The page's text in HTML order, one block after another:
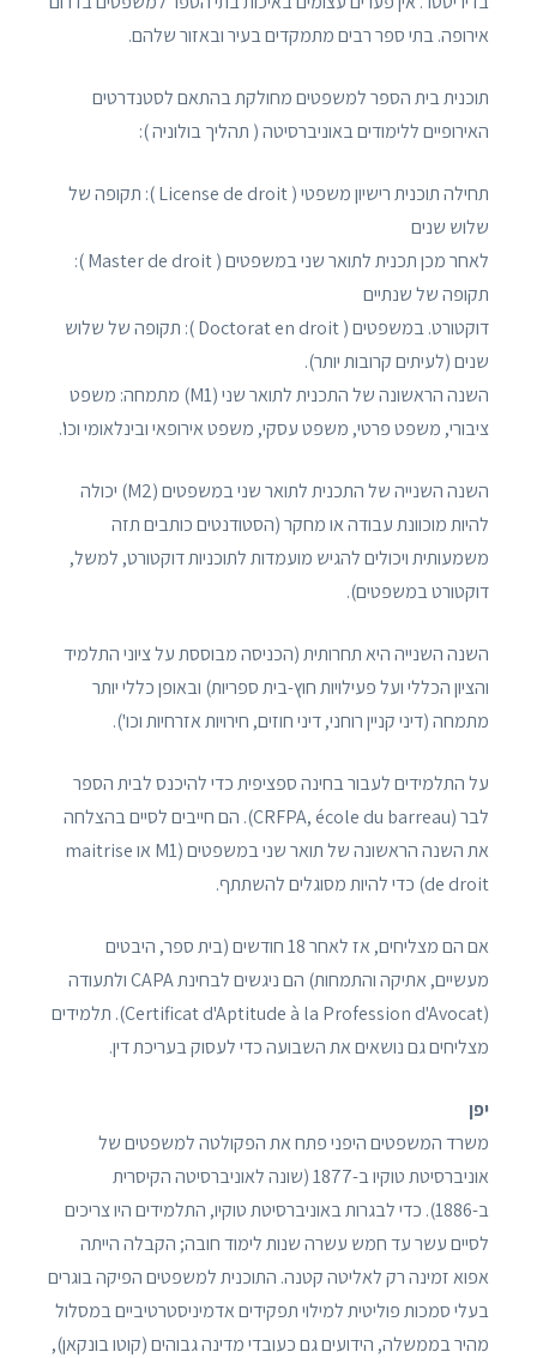
אירופה. בתי ספר רבים מתמקדים בעיר ובאזור שלהם.
תוכנית בית הספר למשפטים מחולקת בהתאם לסטנדרטים
האירופיים ללימודים באוניברסיטה ( תהליך בולוניה ):
תחילה תוכנית רישיון משפטי ( License de droit ): תקופה של
שלוש שנים
לאחר מכן תכנית לתואר שני במשפטים ( Master de droit ):
תקופה של שנתיים
דוקטורט. במשפטים ( Doctorat en droit ): תקופה של שלוש
שנים (לעיתים קרובות יותר).
השנה הראשונה של התכנית לתואר שני (M1) מתמחה: משפט
ציבורי, משפט פרטי, משפט עסקי, משפט אירופאי ובינלאומי וכו'.
השנה השנייה של התכנית לתואר שני במשפטים (M2) יכולה
להיות מוכוונת עבודה או מחקר (הסטודנטים כותבים תזה
משמעותית ויכולים להגיש מועמדות לתוכניות דוקטורט, למשל,
דוקטורט במשפטים).
השנה השנייה היא תחרותית (הכניסה מבוססת על ציוני התלמיד
והציון הכללי ועל פעילויות חוץ-בית ספריות) ובאופן כללי יותר
מתמחה (דיני קניין רוחני, דיני חוזים, חירויות אזרחיות וכו').
על התלמידים לעבור בחינה ספציפית כדי להיכנס לבית הספר
לבר (CRFPA, école du barreau). הם חייבים לסיים בהצלחה
את השנה הראשונה של תואר שני במשפטים (M1 או maitrise
de droit) כדי להיות מסוגלים להשתתף.
אם הם מצליחים, אז לאחר 18 חודשים (בית ספר, היבטים
מעשיים, אתיקה והתמחות) הם ניגשים לבחינת CAPA ולתעודה
(Certificat d'Aptitude à la Profession d'Avocat). תלמידים
מצליחים גם נושאים את השבועה כדי לעסוק בעריכת דין.
יפן
משרד המשפטים היפני פתח את הפקולטה למשפטים של
אוניברסיטת טוקיו ב-1877 (שונה לאוניברסיטה הקיסרית
ב-1886). כדי לבגרות באוניברסיטת טוקיו, התלמידים היו צריכים
לסיים עשר עד חמש עשרה שנות לימוד חובה; הקבלה הייתה
אפוא זמינה רק לאליטה קטנה. התוכנית למשפטים הפיקה בוגרים
בעלי סמכות פוליטית למילוי תפקידים אדמיניסטרטיביים במסלול
מהיר בממשלה, הידועים גם כעובדי מדינה גבוהים (קוטו בונקאן),